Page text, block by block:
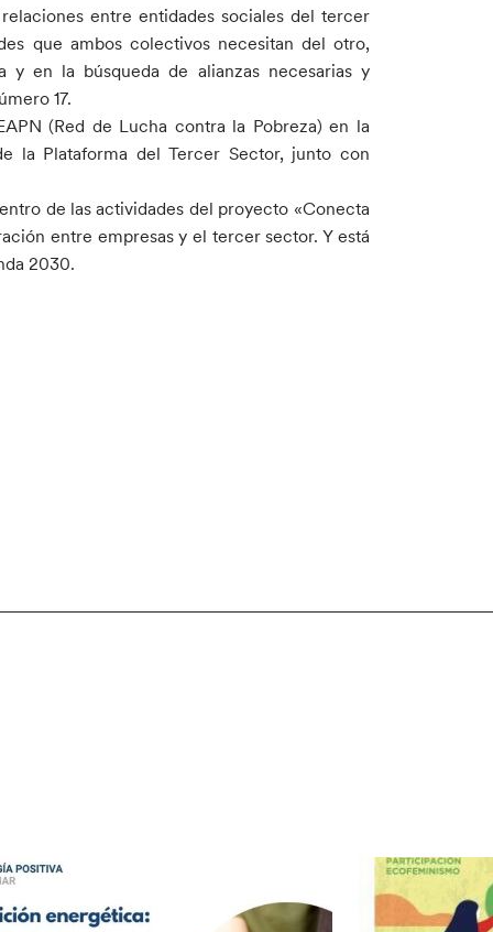
entre entidades sociales del tercer
que ambos colectivos necesitan del otro,
y en la búsqueda de alianzas necesarias y
17.
(Red de Lucha contra la Pobreza) en la
la Plataforma del Tercer Sector, junto con
de las actividades del proyecto «Conecta
entre empresas y el tercer sector. Y está
2030.